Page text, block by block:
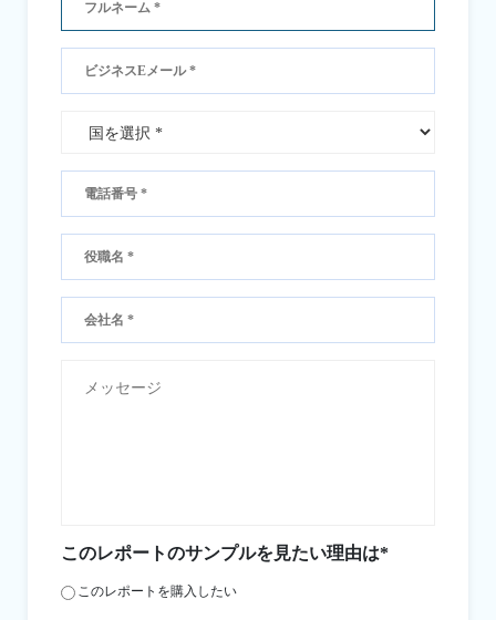
このレポートのサンプルを見たい理由は*
このレポートを購入したい